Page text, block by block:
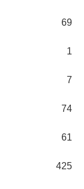
69
1
7
74
61
425